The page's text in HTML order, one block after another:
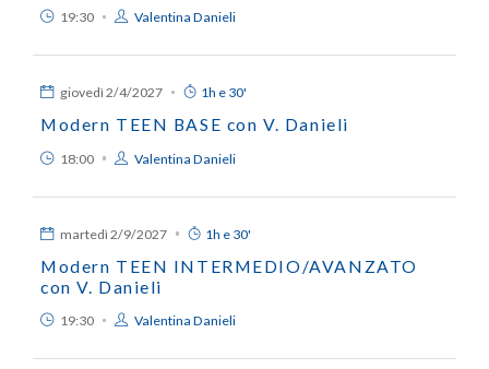
19:30 Valentina Danieli
giovedì 2/4/2027 1h e 30'
Modern TEEN BASE con V. Danieli
18:00 Valentina Danieli
martedì 2/9/2027 1h e 30'
Modern TEEN INTERMEDIO/AVANZATO
con V. Danieli
19:30 Valentina Danieli